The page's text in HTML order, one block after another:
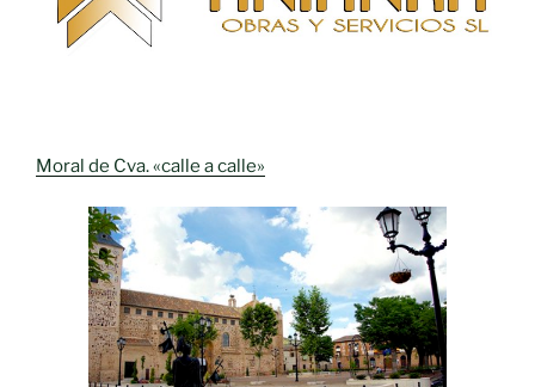
Moral de Cva. «calle a calle»